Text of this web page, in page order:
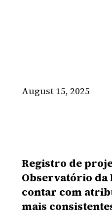
August 15, 2025
Registro de
Observatório da
contar com
mais